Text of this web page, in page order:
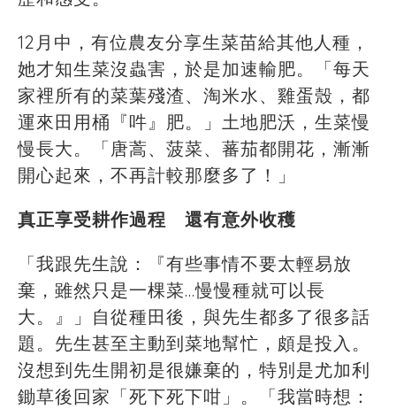
12月中，有位農友分享生菜苗給其他人種，
她才知生菜沒蟲害，於是加速輸肥。「每天
家裡所有的菜葉殘渣、淘米水、雞蛋殼，都
運來田用桶『吽』肥。」土地肥沃，生菜慢
慢長大。「唐蒿、菠菜、蕃茄都開花，漸漸
開心起來，不再計較那麼多了！」
真正享受耕作過程 還有意外收穫
「我跟先生說：『有些事情不要太輕易放
棄，雖然只是一棵菜…慢慢種就可以長
大。』」自從種田後，與先生都多了很多話
題。先生甚至主動到菜地幫忙，頗是投入。
沒想到先生開初是很嫌棄的，特別是尤加利
鋤草後回家「死下死下咁」。「我當時想：